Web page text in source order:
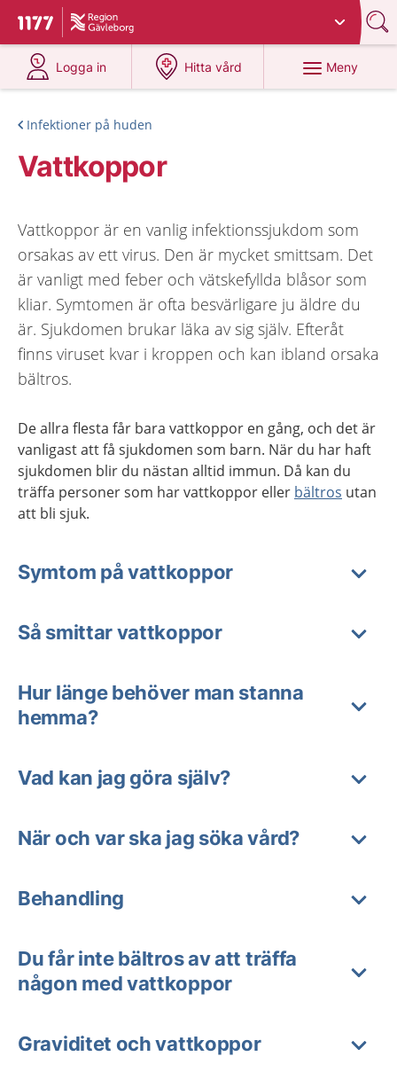
Till startsidan för 1177
Du har valt region
Logga in
på 1177.se
Hitta vård
på 1177.se
Meny
Infektioner på huden
Vattkoppor
Vattkoppor är en vanlig infektionssjukdom som
orsakas av ett virus. Den är mycket smittsam. Det
är vanligt med feber och vätskefyllda blåsor som
kliar. Symtomen är ofta besvärligare ju äldre du
är. Sjukdomen brukar läka av sig själv. Efteråt
finns viruset kvar i kroppen och kan ibland orsaka
bältros.
De allra flesta får bara vattkoppor en gång, och det är
vanligast att få sjukdomen som barn. När du har haft
sjukdomen blir du nästan alltid immun. Då kan du
träffa personer som har vattkoppor eller bältros utan
att bli sjuk.
Symtom på vattkoppor
Så smittar vattkoppor
Hur länge behöver man stanna
hemma?
Vad kan jag göra själv?
När och var ska jag söka vård?
Behandling
Du får inte bältros av att träffa
någon med vattkoppor
Graviditet och vattkoppor